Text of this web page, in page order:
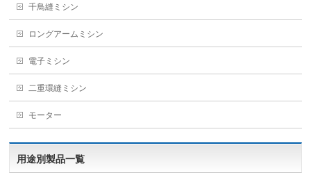
千鳥縫ミシン
ロングアームミシン
電子ミシン
二重環縫ミシン
モーター
用途別製品一覧